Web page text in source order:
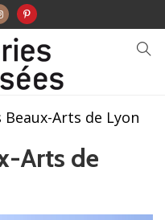
Beaux-Arts de Lyon
Arts de